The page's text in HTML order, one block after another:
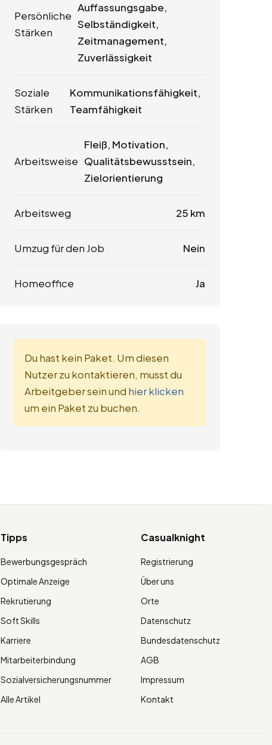
Persönliche
Stärken
Auffassungsgabe,
Selbständigkeit,
Zeitmanagement,
Zuverlässigkeit
Soziale
Stärken
Kommunikationsfähigkeit,
Teamfähigkeit
Arbeitsweise
Fleiß, Motivation,
Qualitätsbewusstsein,
Zielorientierung
Arbeitsweg 25 km
Umzug für den Job Nein
Homeoffice Ja
Du hast kein Paket. Um diesen
Nutzer zu kontaktieren, musst du
Arbeitgeber sein und hier klicken
um ein Paket zu buchen.
Tipps
Bewerbungsgespräch
Optimale Anzeige
Rekrutierung
Soft Skills
Karriere
Mitarbeiterbindung
Sozialversicherungsnummer
Alle Artikel
Casualknight
Registrierung
Über uns
Orte
Datenschutz
Bundesdatenschutz
AGB
Impressum
Kontakt